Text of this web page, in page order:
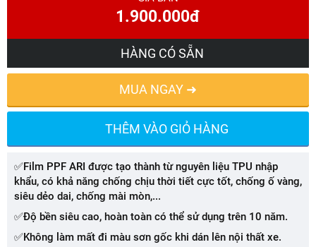
1.900.000đ
HÀNG CÓ SẴN
MUA NGAY ➜
THÊM VÀO GIỎ HÀNG
✅Film PPF ARI được tạo thành từ nguyên liệu TPU nhập
khẩu, có khả năng chống chịu thời tiết cực tốt, chống ố vàng,
siêu dẻo dai, chống mài mòn,...
✅Độ bền siêu cao, hoàn toàn có thể sử dụng trên 10 năm.
✅Không làm mất đi màu sơn gốc khi dán lên nội thất xe.